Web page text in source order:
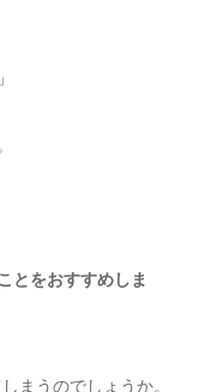
とをおすすめしま
まうのでしょうか。